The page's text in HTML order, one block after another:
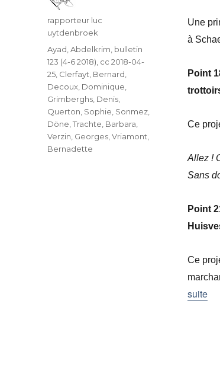
Une
à
Point
Ce
Allez !
Sans
Point
Ce
suite
Auteur
rapporteur luc
uytdenbroek
Catégories
Ayad, Abdelkrim, bulletin
123 (4-6 2018), cc 2018-04-
25, Clerfayt, Bernard,
Decoux, Dominique,
Grimberghs, Denis,
Querton, Sophie, Sonmez,
Döne,Trachte, Barbara,
Verzin, Georges,Vriamont,
Bernadette